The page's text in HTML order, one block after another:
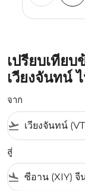
เปรียบเทีย
เวียงจันทน์
จาก
flight_takeoff
สู่
flight_land